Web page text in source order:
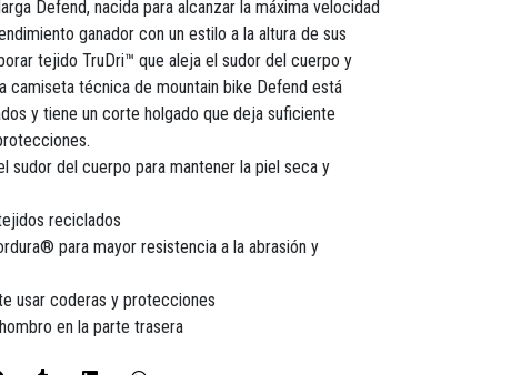
Defend, nacida para alcanzar la máxima velocidad
ganador con un estilo a la altura de sus
tejido TruDri™ que aleja el sudor del cuerpo y
camiseta técnica de mountain bike Defend está
y tiene un corte holgado que deja suficiente
sudor del cuerpo para mantener la piel seca y
reciclados
para mayor resistencia a la abrasión y
usar coderas y protecciones
en la parte trasera